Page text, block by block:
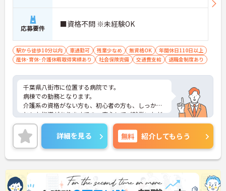
応募要件 ■資格不問 ※未経験OK
駅から徒歩10分以内 車通勤可 残業少なめ 無資格OK
年間休日110日以上
産休･育休･介護休暇取得実績あり
社会保険完備 交通費支給 退職金制度あり
千葉県八街市に位置する病院です。
病棟での勤務となります。
介護系の資格がない方も、初心者の方も、しっかり
とした指導がありますでの、安心してご就業いただ
けます。
ご興味ある方には、面接対策ポイントなど、さらに
詳細をお話しいたしますのでお気軽にご相談くださ
い！
詳細を見る 無料 紹介してもらう